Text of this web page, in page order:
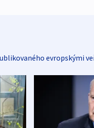
evropskými